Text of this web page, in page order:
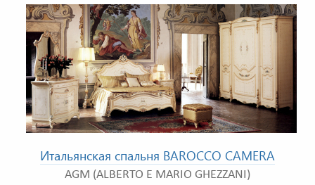
Итальянская спальня BAROCCO CAMERA
AGM (ALBERTO E MARIO GHEZZANI)